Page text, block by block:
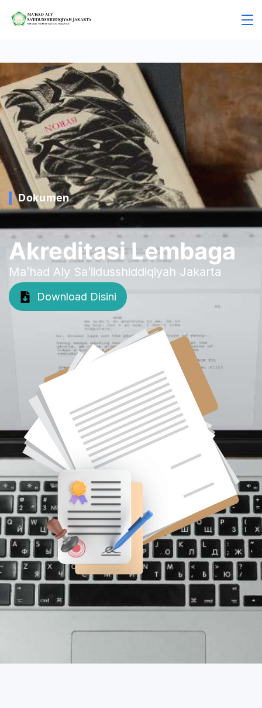
Dokumen
Akreditasi Lembaga
Ma’had Aly Sa’iidusshiddiqiyah Jakarta
Download Disini